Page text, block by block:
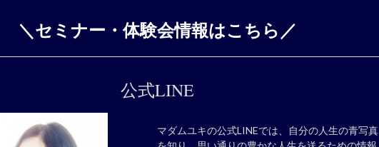
＼セミナー・体験会情報はこちら／
公式LINE
マダムユキの公式LINEでは、自分の人生の青写真